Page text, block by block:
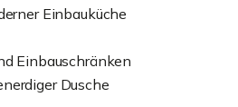
Einbauküche
Einbauschränken
Dusche